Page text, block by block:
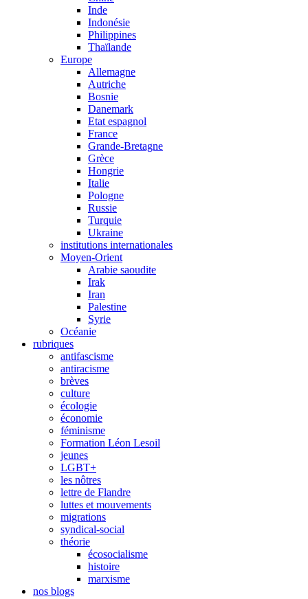
Inde
Indonésie
Philippines
Thaïlande
Europe
Allemagne
Autriche
Bosnie
Danemark
Etat espagnol
France
Grande-Bretagne
Grèce
Hongrie
Italie
Pologne
Russie
Turquie
Ukraine
institutions internationales
Moyen-Orient
Arabie saoudite
Irak
Iran
Palestine
Syrie
Océanie
rubriques
antifascisme
antiracisme
brèves
culture
écologie
économie
féminisme
Formation Léon Lesoil
jeunes
LGBT+
les nôtres
lettre de Flandre
luttes et mouvements
migrations
syndical-social
théorie
écosocialisme
histoire
marxisme
nos blogs